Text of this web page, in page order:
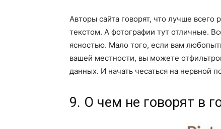
Авторы сайта говорят, что лучше
текстом. А фотографии тут отличные.
ясностью. Мало того, если вам
вашей местности, вы можете
данных. И начать чесаться на нервной
9. О чем не говорят в